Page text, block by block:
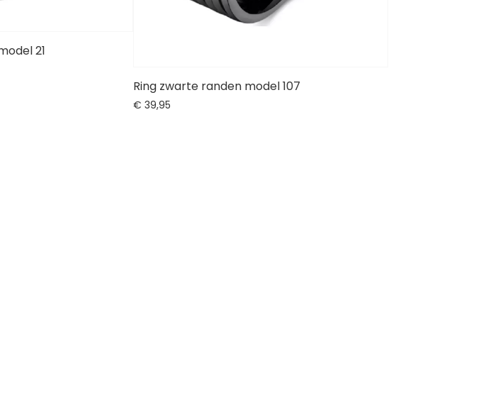
21
Ring zwarte randen model 107
€ 39,95